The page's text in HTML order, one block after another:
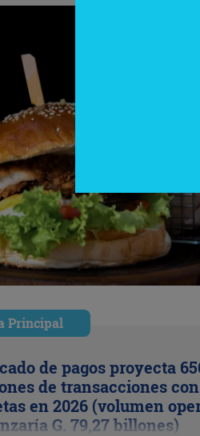
Principal
de pagos proyecta
de transacciones con
en 2026 (volumen
G. 79,27 billones)